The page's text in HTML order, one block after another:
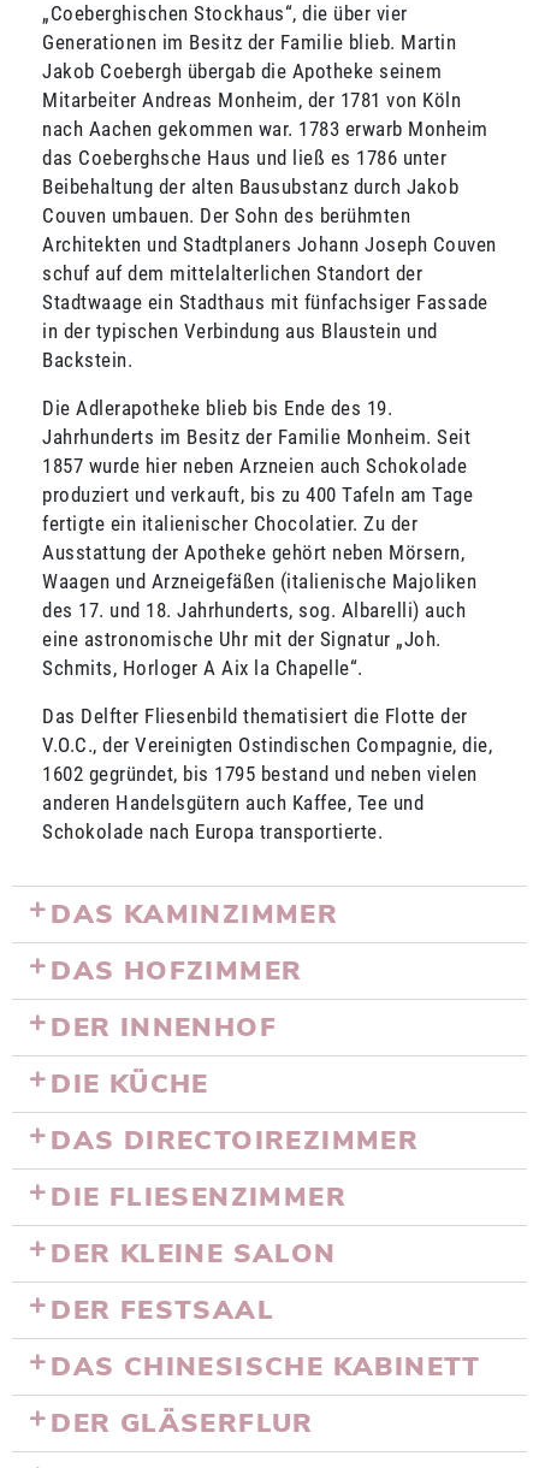
„Coeberghischen Stockhaus“, die über vier
Generationen im Besitz der Familie blieb. Martin
Jakob Coebergh übergab die Apotheke seinem
Mitarbeiter Andreas Monheim, der 1781 von Köln
nach Aachen gekommen war. 1783 erwarb Monheim
das Coeberghsche Haus und ließ es 1786 unter
Beibehaltung der alten Bausubstanz durch Jakob
Couven umbauen. Der Sohn des berühmten
Architekten und Stadtplaners Johann Joseph Couven
schuf auf dem mittelalterlichen Standort der
Stadtwaage ein Stadthaus mit fünfachsiger Fassade
in der typischen Verbindung aus Blaustein und
Backstein.
Die Adlerapotheke blieb bis Ende des 19.
Jahrhunderts im Besitz der Familie Monheim. Seit
1857 wurde hier neben Arzneien auch Schokolade
produziert und verkauft, bis zu 400 Tafeln am Tage
fertigte ein italienischer Chocolatier. Zu der
Ausstattung der Apotheke gehört neben Mörsern,
Waagen und Arzneigefäßen (italienische Majoliken
des 17. und 18. Jahrhunderts, sog. Albarelli) auch
eine astronomische Uhr mit der Signatur „Joh.
Schmits, Horloger A Aix la Chapelle“.
Das Delfter Fliesenbild thematisiert die Flotte der
V.O.C., der Vereinigten Ostindischen Compagnie, die,
1602 gegründet, bis 1795 bestand und neben vielen
anderen Handelsgütern auch Kaffee, Tee und
Schokolade nach Europa transportierte.
DAS KAMINZIMMER
DAS HOFZIMMER
DER INNENHOF
DIE KÜCHE
DAS DIRECTOIREZIMMER
DIE FLIESENZIMMER
DER KLEINE SALON
DER FESTSAAL
DAS CHINESISCHE KABINETT
DER GLÄSERFLUR